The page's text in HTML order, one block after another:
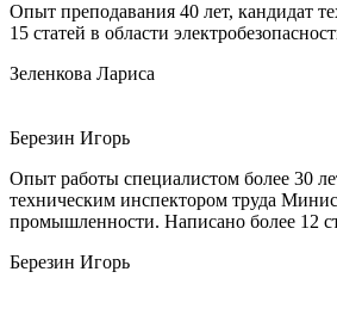
Опыт преподавания 40 лет, кандидат
15 статей в области
Зеленкова Лариса
Березин Игорь
Опыт работы специалистом более 30
техническим инспектором труда
промышленности. Написано более 12
Березин Игорь